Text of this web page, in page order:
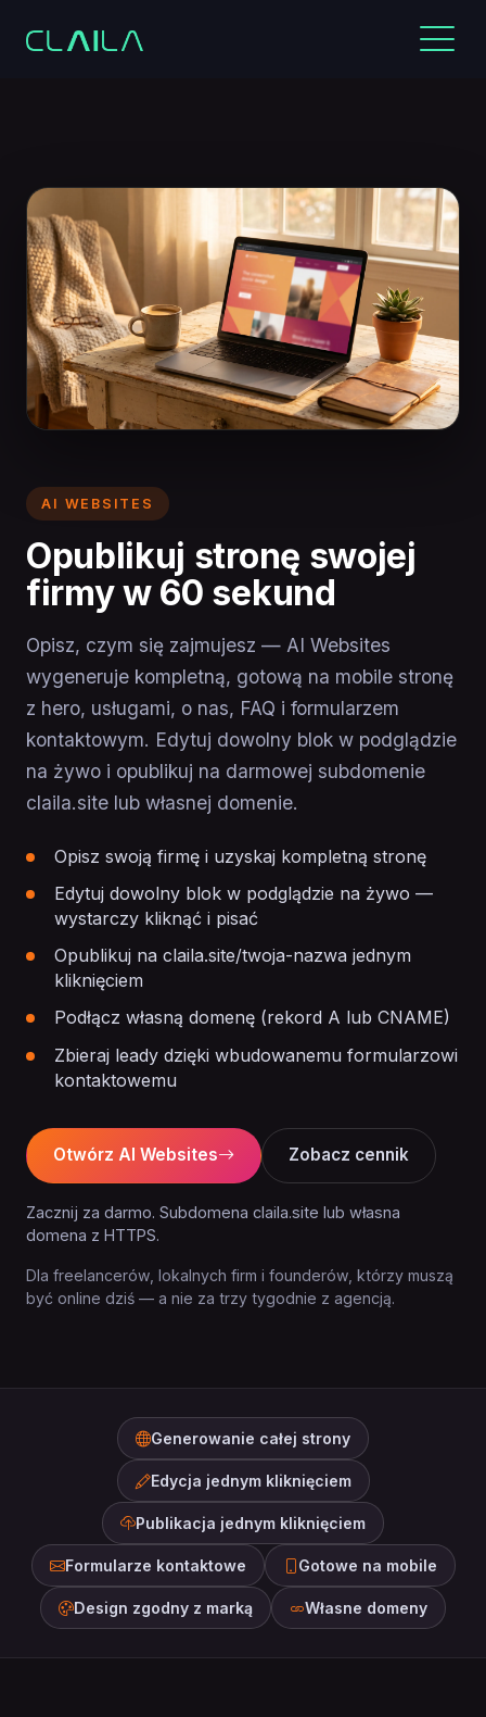
AI WEBSITES
Opublikuj stronę swojej
firmy w 60 sekund
Opisz, czym się zajmujesz — AI Websites
wygeneruje kompletną, gotową na mobile stronę
z hero, usługami, o nas, FAQ i formularzem
kontaktowym. Edytuj dowolny blok w podglądzie
na żywo i opublikuj na darmowej subdomenie
claila.site lub własnej domenie.
Opisz swoją firmę i uzyskaj kompletną stronę
Edytuj dowolny blok w podglądzie na żywo —
wystarczy kliknąć i pisać
Opublikuj na claila.site/twoja-nazwa jednym
kliknięciem
Podłącz własną domenę (rekord A lub CNAME)
Zbieraj leady dzięki wbudowanemu formularzowi
kontaktowemu
Otwórz AI Websites Zobacz cennik
Zacznij za darmo. Subdomena claila.site lub własna
domena z HTTPS.
Dla freelancerów, lokalnych firm i founderów, którzy muszą
być online dziś — a nie za trzy tygodnie z agencją.
Generowanie całej strony
Edycja jednym kliknięciem
Publikacja jednym kliknięciem
Formularze kontaktowe Gotowe na mobile
Design zgodny z marką Własne domeny